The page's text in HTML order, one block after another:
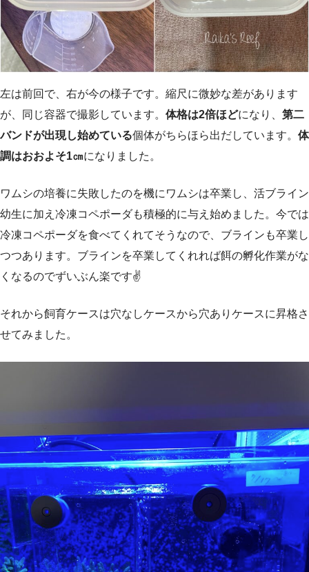
左は前回で、右が今の様子です。縮尺に微妙な差があります
が、同じ容器で撮影しています。 体格は2倍ほどになり、 第二
バンドが出現し始めている個体がちらほら出だしています。 体
調はおおよそ1㎝になりました。
ワムシの培養に失敗したのを機にワムシは卒業し、活ブライン
幼生に加え冷凍コペポーダも積極的に与え始めました。今では
冷凍コペポーダを食べてくれてそうなので、ブラインも卒業し
つつあります。ブラインを卒業してくれれば餌の孵化作業がな
くなるのでずいぶん楽です✌️
それから飼育ケースは穴なしケースから穴ありケースに昇格さ
せてみました。